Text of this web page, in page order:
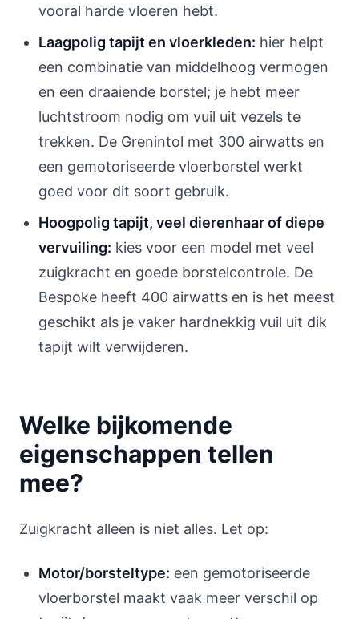
vooral harde vloeren hebt.
Laagpolig tapijt en vloerkleden: hier helpt
een combinatie van middelhoog vermogen
en een draaiende borstel; je hebt meer
luchtstroom nodig om vuil uit vezels te
trekken. De Grenintol met 300 airwatts en
een gemotoriseerde vloerborstel werkt
goed voor dit soort gebruik.
Hoogpolig tapijt, veel dierenhaar of diepe
vervuiling: kies voor een model met veel
zuigkracht en goede borstelcontrole. De
Bespoke heeft 400 airwatts en is het meest
geschikt als je vaker hardnekkig vuil uit dik
tapijt wilt verwijderen.
Welke bijkomende
eigenschappen tellen
mee?
Zuigkracht alleen is niet alles. Let op:
Motor/borsteltype: een gemotoriseerde
vloerborstel maakt vaak meer verschil op